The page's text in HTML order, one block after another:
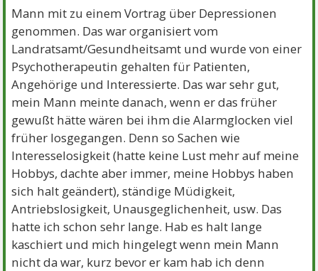
Mann mit zu einem Vortrag über Depressionen
genommen. Das war organisiert vom
Landratsamt/Gesundheitsamt und wurde von einer
Psychotherapeutin gehalten für Patienten,
Angehörige und Interessierte. Das war sehr gut,
mein Mann meinte danach, wenn er das früher
gewußt hätte wären bei ihm die Alarmglocken viel
früher losgegangen. Denn so Sachen wie
Interesselosigkeit (hatte keine Lust mehr auf meine
Hobbys, dachte aber immer, meine Hobbys haben
sich halt geändert), ständige Müdigkeit,
Antriebslosigkeit, Unausgeglichenheit, usw. Das
hatte ich schon sehr lange. Hab es halt lange
kaschiert und mich hingelegt wenn mein Mann
nicht da war, kurz bevor er kam hab ich denn